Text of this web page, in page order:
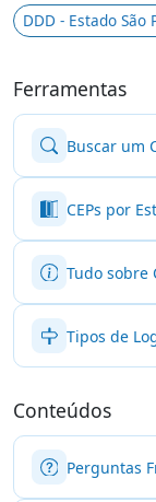
DDD - Estado São
Ferramentas
Buscar um
CEPs por
Tudo sobre
Tipos de
Conteúdos
Perguntas